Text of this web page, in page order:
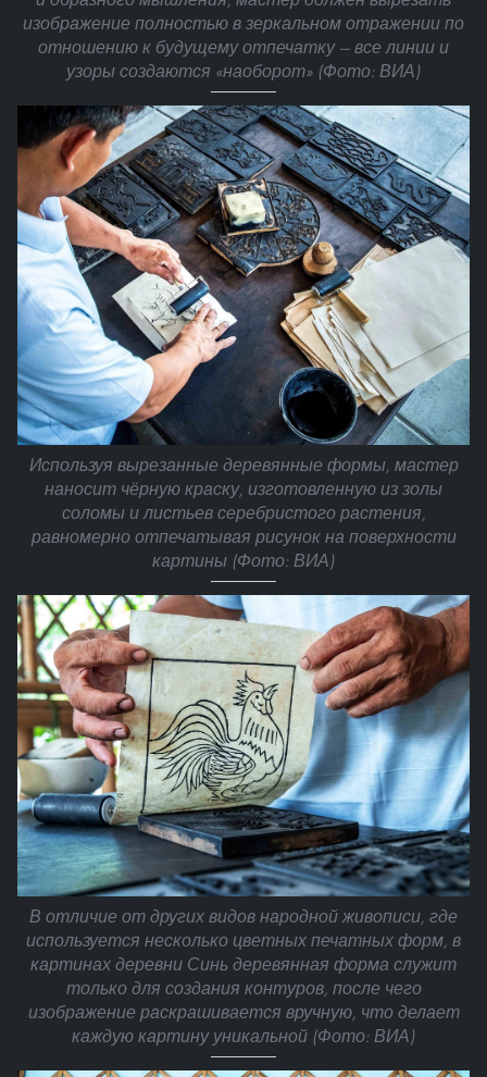
изображение полностью в зеркальном отражении по
отношению к будущему отпечатку — все линии и
узоры создаются «наоборот» (Фото: ВИА)
Используя вырезанные деревянные формы, мастер
наносит чёрную краску, изготовленную из золы
соломы и листьев серебристого растения,
равномерно отпечатывая рисунок на поверхности
картины (Фото: ВИА)
В отличие от других видов народной живописи, где
используется несколько цветных печатных форм, в
картинах деревни Синь деревянная форма служит
только для создания контуров, после чего
изображение раскрашивается вручную, что делает
каждую картину уникальной (Фото: ВИА)